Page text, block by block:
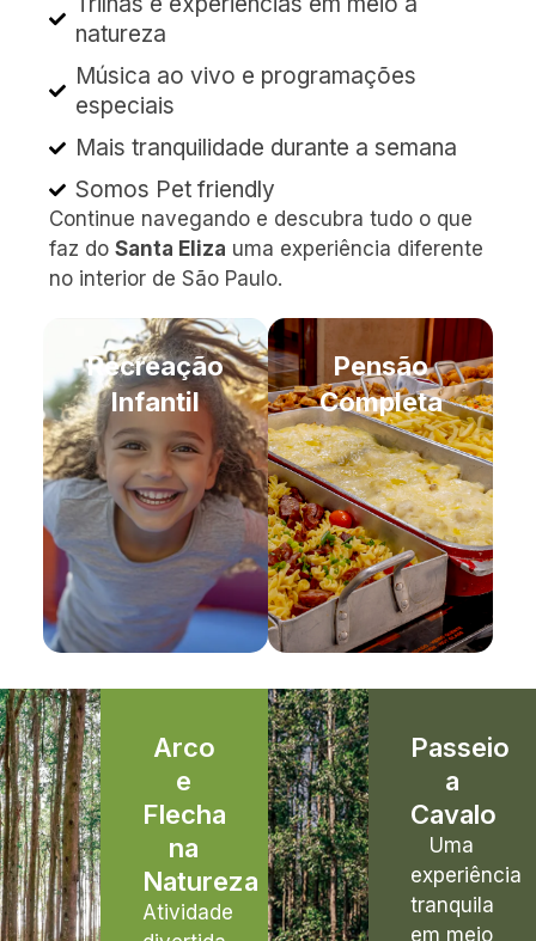
natureza
Música ao vivo e programações
especiais
Mais tranquilidade durante a semana
Somos Pet friendly
Continue navegando e descubra tudo o que
faz do Santa Eliza uma experiência diferente
no interior de São Paulo.
Recreação
Infantil
Pensão
Completa
Arco
e
Flecha
na
Natureza
Atividade
Passeio
a
Cavalo
Uma
experiência
tranquila
em meio